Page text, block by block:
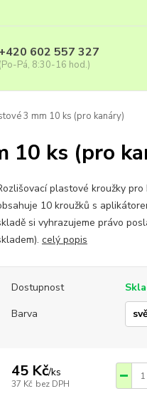
+420 602 557 327
(Po-Pá, 8:30-16 hod.)
3 mm 10 ks (pro kanáry)
10 ks (pro
plastové kroužky
10 kroužků s
si vyhrazujeme právo
celý popis
Dostupnost
Barva
45 Kč/ks
37 Kč bez DPH